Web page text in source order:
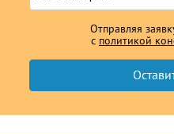
Отправляя
с политикой